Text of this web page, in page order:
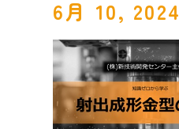
6月 10, 2024